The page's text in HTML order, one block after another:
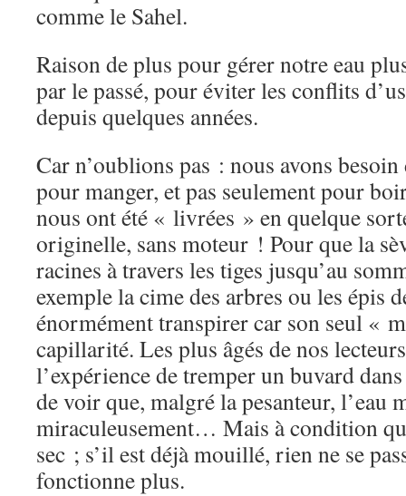
comme le Sahel.
Raison de plus pour gérer notre eau
par le passé, pour éviter les conflits
depuis quelques années.
Car n’oublions pas : nous avons besoin
pour manger, et pas seulement pour
nous ont été « livrées » en quelque
originelle, sans moteur ! Pour que la
racines à travers les tiges jusqu’au
exemple la cime des arbres ou les épis
énormément transpirer car son seul «
capillarité. Les plus âgés de nos
l’expérience de tremper un buvard dans
de voir que, malgré la pesanteur, l’eau
miraculeusement… Mais à condition
sec ; s’il est déjà mouillé, rien ne se
fonctionne plus.